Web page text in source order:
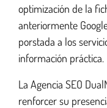
optimización de la
anteriormente
porstada a los
información práctica.
La Agencia SEO
renforcer su